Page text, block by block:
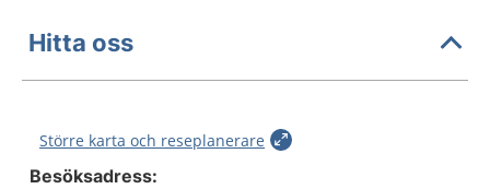
Hitta oss
Större karta och reseplanerare
Besöksadress: